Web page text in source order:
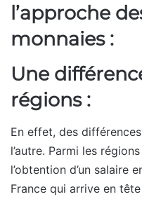
l’approche
monnaies :
Une
régions :
En effet, des
l’autre. Parmi les
l’obtention d’un salaire
France qui arrive en